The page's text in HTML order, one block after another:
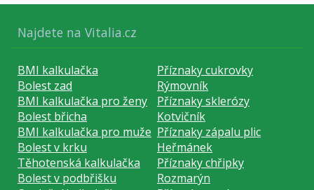
Najdete na Vitalia.cz
BMI kalkulačka
Příznaky cukrovky
Bolest zad
Rýmovník
BMI kalkulačka pro ženy
Příznaky sklerózy
Bolest břicha
Kotvičník
BMI kalkulačka pro muže Příznaky zápalu plic
Bolest v krku
Heřmánek
Těhotenská kalkulačka
Příznaky chřipky
Bolest v podbřišku
Rozmarýn